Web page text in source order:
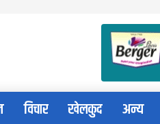
विचार खेलकुद अन्य